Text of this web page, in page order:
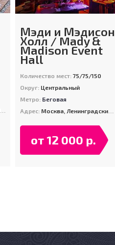
Мэди и Мэдисон
Холл / Mady &
Madison Event
Hall
Количество мест: 75/75/150
Округ: Центральный
Метро: Беговая
Адрес: Москва, Ленинградский проспект 31А
от 12 000 р.